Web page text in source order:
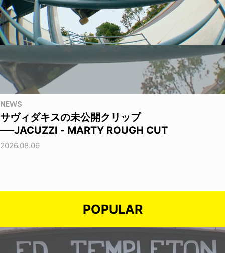
NEWS
サヴィダキスの未公開クリップ
──JACUZZI - MARTY ROUGH CUT
2026.08.06
POPULAR